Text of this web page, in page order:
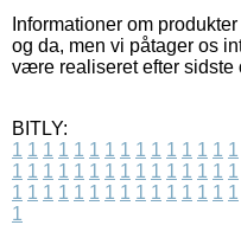
Informationer om
og da, men vi påtager os
være realiseret efter sidste
BITLY:
1 1 1 1 1 1 1 1 1 1 1 1 1 1 1
1 1 1 1 1 1 1 1 1 1 1 1 1 1 1
1 1 1 1 1 1 1 1 1 1 1 1 1 1 1
1